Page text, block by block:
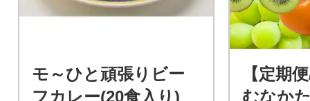
モ～ひと頑張りビー
フカレー(20食入り)
【定期
むなか